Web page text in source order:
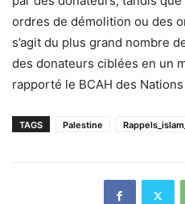
ordres de démolition ou des
s’agit du plus grand nombre
des donateurs ciblées en un
rapporté le BCAH des
TAGS Palestine